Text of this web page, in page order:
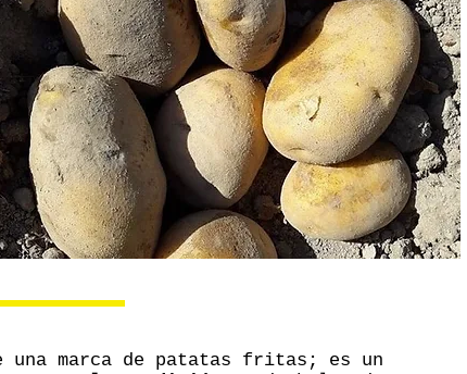
una marca de patatas fritas; es un